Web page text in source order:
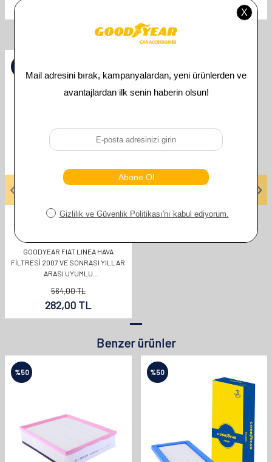
İlgili Ürünler
GOODYEAR FIAT LINEA HAVA
FILTRESI 2007 VE SONRASI YILLAR
ARASI UYUMLU
564,00TL
282,00 TL
Benzer ürünler
%50 %50